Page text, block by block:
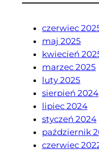
czerwiec
maj 2025
kwiecień
marzec 2025
luty 2025
sierpień 2024
lipiec 2024
styczeń 2024
październik
czerwiec